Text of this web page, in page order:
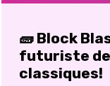
🧱 Block
futuriste
classiques!